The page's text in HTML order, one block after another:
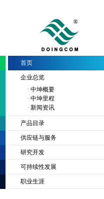
首页
企业总览
中坤概要
中坤里程
新闻资讯
产品目录
供应链与服务
研究开发
可持续性发展
职业生涯